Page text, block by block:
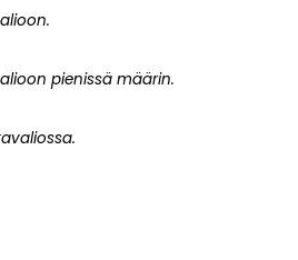
pienissä määrin.